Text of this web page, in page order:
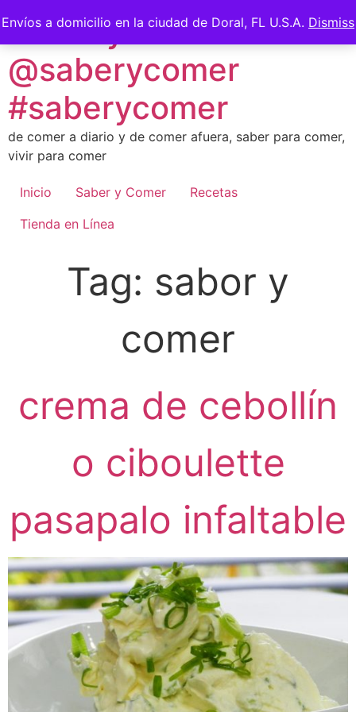
Envíos a domicilio en la ciudad de Doral, FL U.S.A. Dismiss
to
content
Saber y Comer -
@saberycomer
#saberycomer
de comer a diario y de comer afuera, saber para comer,
vivir para comer
Inicio Saber y Comer
Recetas
Tienda en Línea
Tag: sabor y
comer
crema de cebollín
o ciboulette
pasapalo infaltable